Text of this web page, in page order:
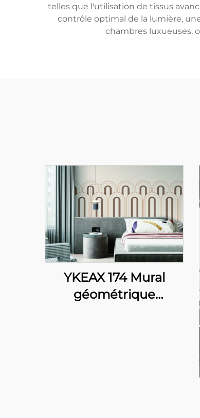
telles que l'utilisation de tissus
contrôle optimal de la lumière,
chambres luxueuses,
YKEAX 174 Mural
géométrique